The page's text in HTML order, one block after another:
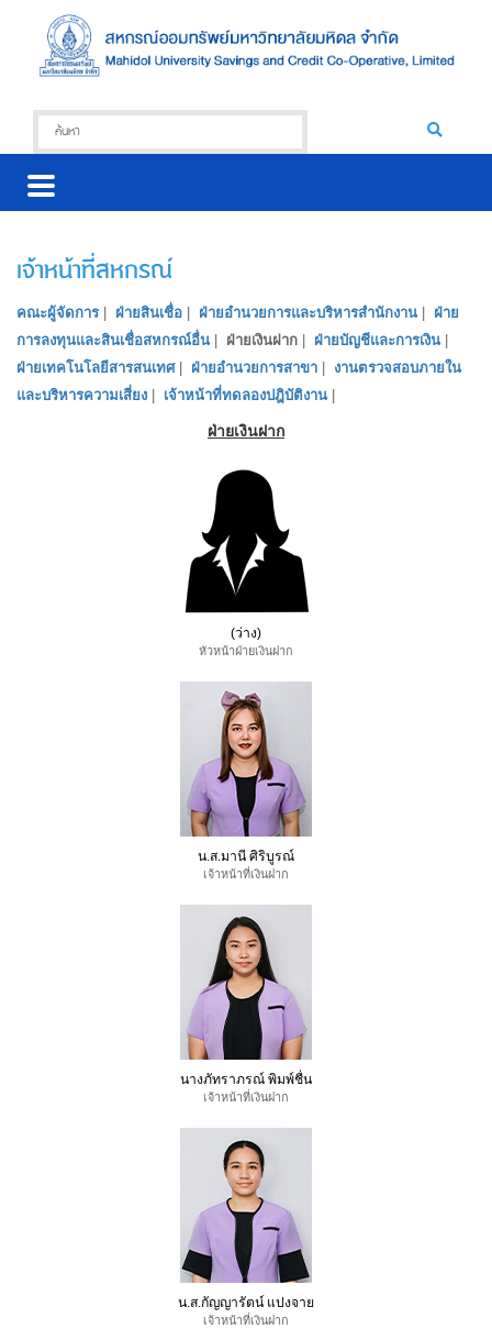
เจ้าหน้าที่สหกรณ์
คณะผู้จัดการ| ฝ่ายสินเชื่อ ฝ่ายอำนวยการและบริหารสำนักงาน
ฝ่าย
การลงทุนและสินเชื่อสหกรณ์อื่น
ฝ่ายเงินฝาก ฝ่ายบัญชีและการเงิน
ฝ่ายเทคโนโลยีสารสนเทศ| ฝ่ายอำนวยการสาขา
งานตรวจสอบภายใน
และบริหารความเสี่ยง
เจ้าหน้าที่ทดลองปฎิบัติงาน
ฝ่ายเงินฝาก
(ว่าง)
หัวหน้าฝ่ายเงินฝาก
น.ส.มานี ศิริบูรณ์
เจ้าหน้าที่เงินฝาก
นางภัทราภรณ์ พิมพ์ชื่น
เจ้าหน้าที่เงินฝาก
น.ส.กัญญารัตน์ แปงจาย
เจ้าหน้าที่เงินฝาก